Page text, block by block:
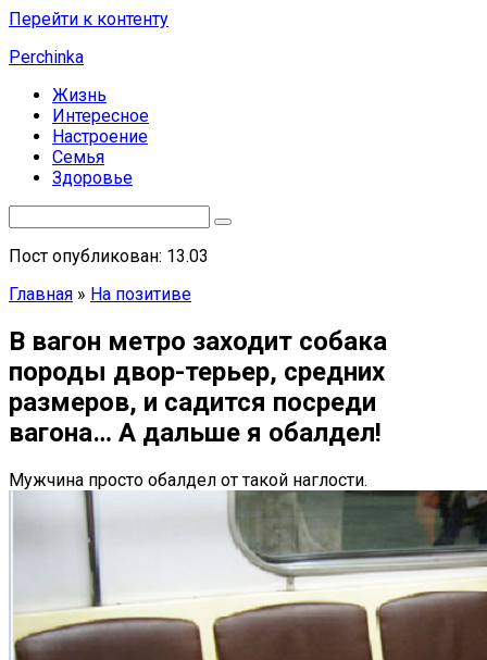
Перейти к контенту
Perchinka
Жизнь
Интересное
Настроение
Семья
Здоровье
Пост опубликован: 13.03
Главная » На позитиве
В вагон метро заходит собака
породы двор-терьер, средних
размеров, и садится посреди
вагона… А дальше я обалдел!
Мужчина просто обалдел от такой наглости.